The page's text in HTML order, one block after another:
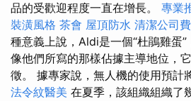
品的受歡迎程度一直在增長。 專業
裝潢風格 茶會 屋頂防水 清潔公司
種意義上說，Aldi是一個“杜鵑雞蛋
像他們所寫的那樣佔據主導地位，
徵。 據專家說，無人機的使用預計
法令紋醫美 在夏季，該組織組織了